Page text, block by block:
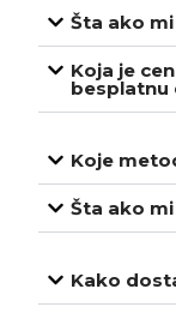
Šta ako
Koja je
besplatnu
Koje
Šta ako
Kako